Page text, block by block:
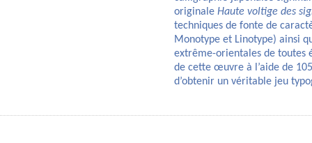
originale Haute voltige des
techniques de fonte de
Monotype et Linotype) ainsi
extrême-orientales de toutes
de cette œuvre à l’aide de
d’obtenir un véritable jeu